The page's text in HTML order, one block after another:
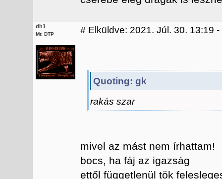
dh1
Mr. DTP # Elküldve: 2021. Júl. 30. 13:19
Quoting: gk
rakás szar
mivel az mást nem írhattam!
bocs, ha fáj az igazság
ettől függetlenül tök